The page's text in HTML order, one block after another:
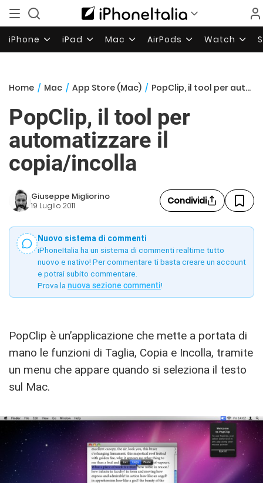
iPhone iPad Mac AirPods Watch
Home / Mac / App Store (Mac) / PopClip, il tool per automatizzare il copia/incolla
PopClip, il tool per
automatizzare il
copia/incolla
Giuseppe Migliorino
19 Luglio 2011 Condividi
Nuovo sistema di commenti
iPhoneItalia ha un sistema di commenti realtime tutto
nuovo e nativo! Per commentare ti basta creare un account
e potrai subito commentare.
Prova la nuova sezione commenti!
PopClip è un’applicazione che mette a portata di
mano le funzioni di Taglia, Copia e Incolla, tramite
un menu che appare quando si seleziona il testo
sul Mac.